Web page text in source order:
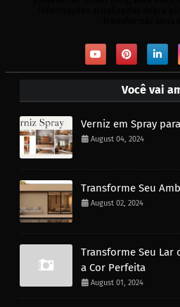
Você vai
Verniz em Spray
August 04, 2024
Transforme Seu
August 02, 2024
Transforme Seu Lar
a Cor Perfeita
August 01, 2024